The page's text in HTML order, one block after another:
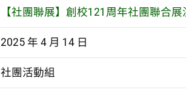
【社團聯展】創校121周年社團聯合展
2025 年 4 月 14 日
社團活動組